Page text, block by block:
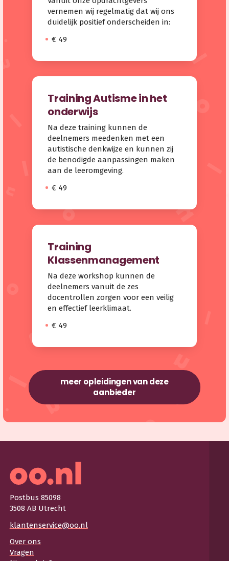
vernemen wij regelmatig dat wij ons
duidelijk positief onderscheiden in:
€ 49
Training Autisme in het
onderwijs
Na deze training kunnen de
deelnemers meedenken met een
autistische denkwijze en kunnen zij
de benodigde aanpassingen maken
aan de leeromgeving.
€ 49
Training
Klassenmanagement
Na deze workshop kunnen de
deelnemers vanuit de zes
docentrollen zorgen voor een veilig
en effectief leerklimaat.
€ 49
meer opleidingen van deze
aanbieder
Postbus 85098
3508 AB Utrecht
klantenservice@oo.nl
Over ons
Vragen